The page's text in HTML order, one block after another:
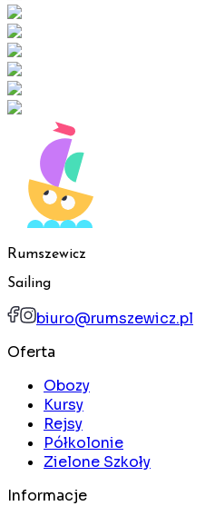
Rumszewicz
Sailing
biuro@rumszewicz.pl
Oferta
Obozy
Kursy
Rejsy
Półkolonie
Zielone Szkoły
Informacje